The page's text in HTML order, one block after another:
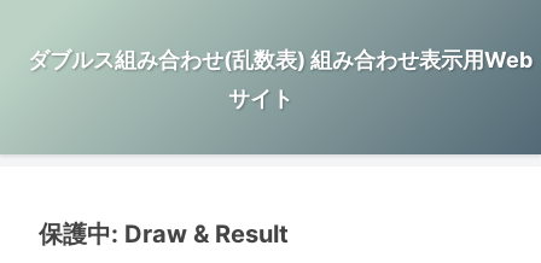
ダブルス組み合わせ(乱数表) 組み合わせ表示用Web
サイト
保護中: Draw & Result